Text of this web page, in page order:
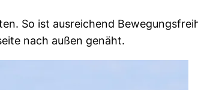
So ist ausreichend
nach außen genäht.